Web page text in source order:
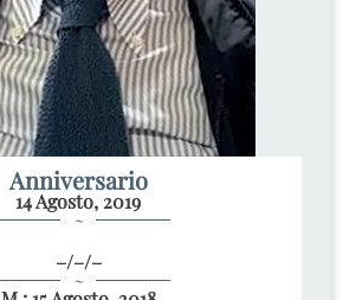
Anniversario
14 Agosto, 2019
~
–/–/–
~